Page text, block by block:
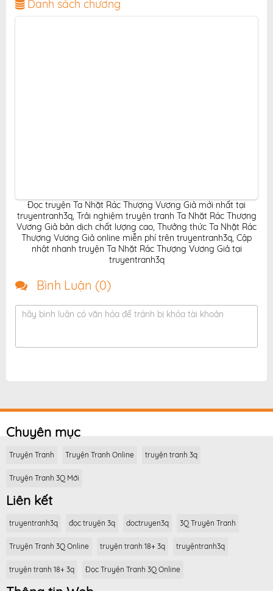
miễn phí cho độc giả yêu thích truyện tranh online.
Danh sách chương
Đọc truyện Ta Nhặt Rác Thượng Vương Giả mới nhất tại
truyentranh3q, Trải nghiệm truyện tranh Ta Nhặt Rác Thượng
Vương Giả bản dịch chất lượng cao, Thưởng thức Ta Nhặt Rác
Thượng Vương Giả online miễn phí trên truyentranh3q, Cập
nhật nhanh truyện Ta Nhặt Rác Thượng Vương Giả tại
truyentranh3q
Bình Luận (0)
hãy bình luận có văn hóa để tránh bị khóa tài khoản
Chuyên mục
Truyện Tranh Truyện Tranh Online truyện tranh 3q
Truyện Tranh 3Q Mới
Liên kết
truyentranh3q đọc truyện 3q doctruyen3q 3Q Truyện Tranh
Truyện Tranh 3Q Online truyện tranh 18+ 3q truyệntranh3q
truyện tranh 18+ 3q Đọc Truyện Tranh 3Q Online